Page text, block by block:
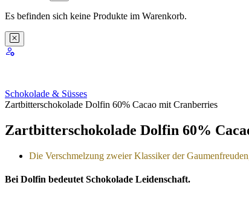
Es befinden sich keine Produkte im Warenkorb.
Schokolade & Süsses
Zartbitterschokolade Dolfin 60% Cacao mit Cranberries
Zartbitterschokolade Dolfin 60%
Die Verschmelzung zweier Klassiker der
Bei Dolfin bedeutet Schokolade Leidenschaft.